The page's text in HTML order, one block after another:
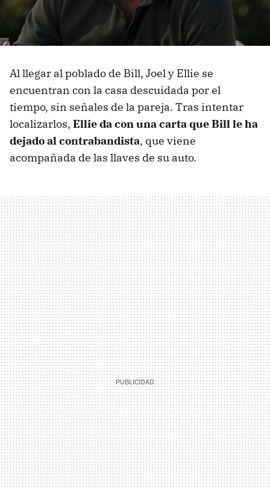
Al llegar al poblado de Bill, Joel y Ellie se
encuentran con la casa descuidada por el
tiempo, sin señales de la pareja. Tras intentar
localizarlos, Ellie da con una carta que Bill le ha
dejado al contrabandista, que viene
acompañada de las llaves de su auto.